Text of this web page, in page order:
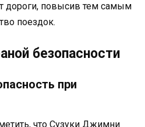
дороги, повысив тем самым
поездок.
безопасности
при
что Сузуки Джимни